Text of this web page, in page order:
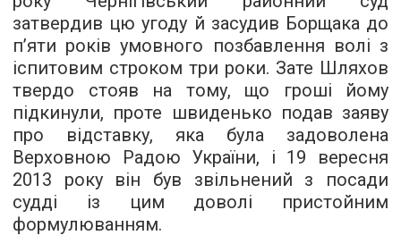
затвердив цю угоду й засудив Борщака до
п’яти років умовного позбавлення волі з
іспитовим строком три роки. Зате Шляхов
твердо стояв на тому, що гроші йому
підкинули, проте швиденько подав заяву
про відставку, яка була задоволена
Верховною Радою України, і 19 вересня
2013 року він був звільнений з посади
судді із цим доволі пристойним
формулюванням.